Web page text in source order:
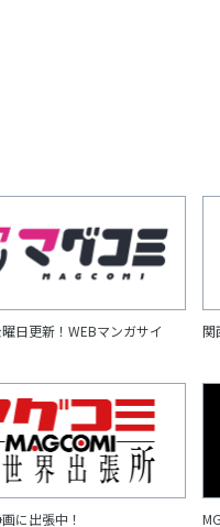
日更新！WEBマンガサイ
関
に出張中！